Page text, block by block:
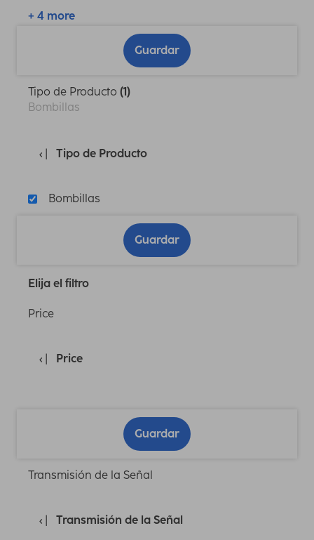
+ 4 more
Guardar
Tipo de Producto (1)
Bombillas
Tipo de Producto
Bombillas
Guardar
Elija el filtro
Price
Price
Guardar
Transmisión de la Señal
Transmisión de la Señal